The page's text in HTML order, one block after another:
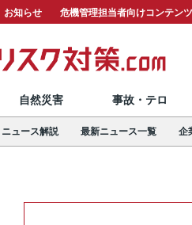
お知らせ 危機管理担当者向けコンテン
自然災害 事故・テロ
ニュース解説 最新ニュース一覧 企